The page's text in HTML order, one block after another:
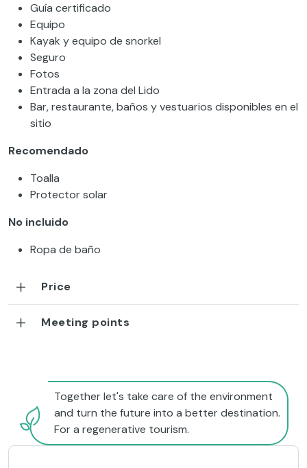
Guía certificado
Equipo
Kayak y equipo de snorkel
Seguro
Fotos
Entrada a la zona del Lido
Bar, restaurante, baños y vestuarios disponibles en el
sitio
Recomendado
Toalla
Protector solar
No incluido
Ropa de baño
Price
Meeting points
Together let's take care of the environment
and turn the future into a better destination.
For a regenerative tourism.